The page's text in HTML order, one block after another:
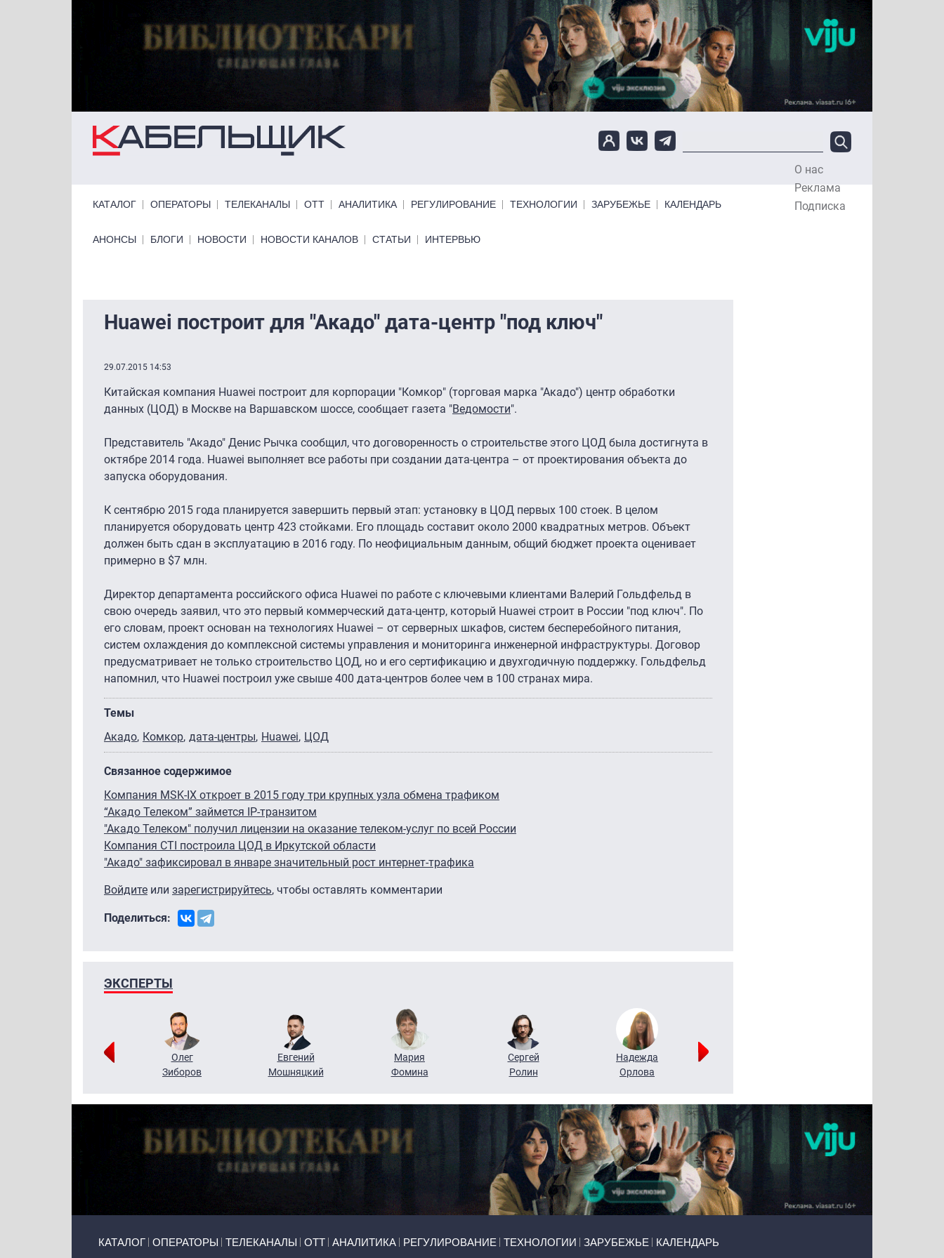
О нас
Реклама
Подписка
КАТАЛОГ ОПЕРАТОРЫ ТЕЛЕКАНАЛЫ ОТТ АНАЛИТИКА РЕГУЛИРОВАНИЕ ТЕХНОЛОГИИ ЗАРУБЕЖЬЕ КАЛЕНДАРЬ
Primary links bottom
АНОНСЫ БЛОГИ НОВОСТИ НОВОСТИ КАНАЛОВ СТАТЬИ ИНТЕРВЬЮ
Huawei построит для "Акадо" дата-центр "под ключ"
29.07.2015 14:53
Китайская компания Huawei построит для корпорации "Комкор" (торговая марка "Акадо") центр обработки
данных (ЦОД) в Москве на Варшавском шоссе, сообщает газета "Ведомости".
Представитель "Акадо" Денис Рычка сообщил, что договоренность о строительстве этого ЦОД была достигнута в
октябре 2014 года. Huawei выполняет все работы при создании дата-центра – от проектирования объекта до
запуска оборудования.
К сентябрю 2015 года планируется завершить первый этап: установку в ЦОД первых 100 стоек. В целом
планируется оборудовать центр 423 стойками. Его площадь составит около 2000 квадратных метров. Объект
должен быть сдан в эксплуатацию в 2016 году. По неофициальным данным, общий бюджет проекта оценивает
примерно в $7 млн.
Директор департамента российского офиса Huawei по работе с ключевыми клиентами Валерий Гольдфельд в
свою очередь заявил, что это первый коммерческий дата-центр, который Huawei строит в России "под ключ". По
его словам, проект основан на технологиях Huawei – от серверных шкафов, систем бесперебойного питания,
систем охлаждения до комплексной системы управления и мониторинга инженерной инфраструктуры. Договор
предусматривает не только строительство ЦОД, но и его сертификацию и двухгодичную поддержку. Гольдфельд
напомнил, что Huawei построил уже свыше 400 дата-центров более чем в 100 странах мира.
Темы
Акадо Комкор дата-центры Huawei ЦОД
Связанное содержимое
Компания MSK-IX откроет в 2015 году три крупных узла обмена трафиком
“Акадо Телеком” займется IP-транзитом
"Акадо Телеком" получил лицензии на оказание телеком-услуг по всей России
Компания CTI построила ЦОД в Иркутской области
"Акадо" зафиксировал в январе значительный рост интернет-трафика
Войдите или зарегистрируйтесь, чтобы оставлять комментарии
Поделиться:
ЭКСПЕРТЫ
Олег
Зиборов
Евгений
Мошняцкий
Мария
Фомина
Сергей
Ролин
Надежда
Орлова
КАТАЛОГ ОПЕРАТОРЫ ТЕЛЕКАНАЛЫ ОТТ АНАЛИТИКА РЕГУЛИРОВАНИЕ ТЕХНОЛОГИИ ЗАРУБЕЖЬЕ КАЛЕНДАРЬ